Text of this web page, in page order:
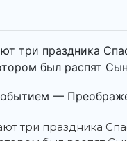
три праздника
был распят
—
три праздника